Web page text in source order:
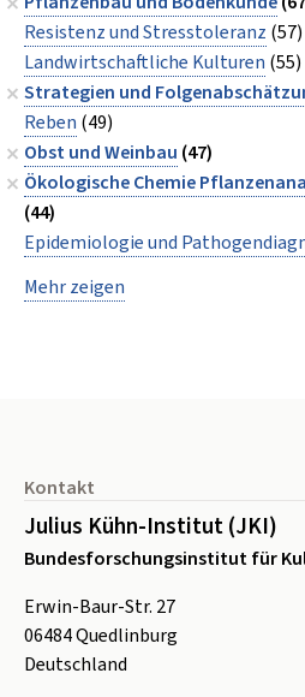
Resistenz und Stresstoleranz (57)
Landwirtschaftliche Kulturen (55)
Strategien und
Reben (49)
Obst und Weinbau (47)
Ökologische Chemie
(44)
Epidemiologie und
Mehr zeigen
Kontakt
Julius Kühn-Institut (JKI)
Bundesforschungsinstitut für
Erwin-Baur-Str. 27
06484Quedlinburg
Deutschland